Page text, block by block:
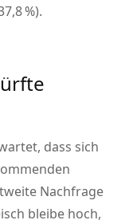
%).
dass sich
Nachfrage
bleibe hoch,